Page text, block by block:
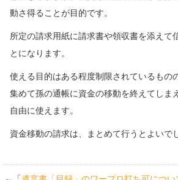
動さ得ることが目的です。
所定の請求用紙に請求書や領収書を添えて
とになります。
使える目的はある程度制限されているもの
集めて孫の通帳に資金の移動を終えてしま
自由に使えます。
資金移動の請求は、まとめて行うとよいで